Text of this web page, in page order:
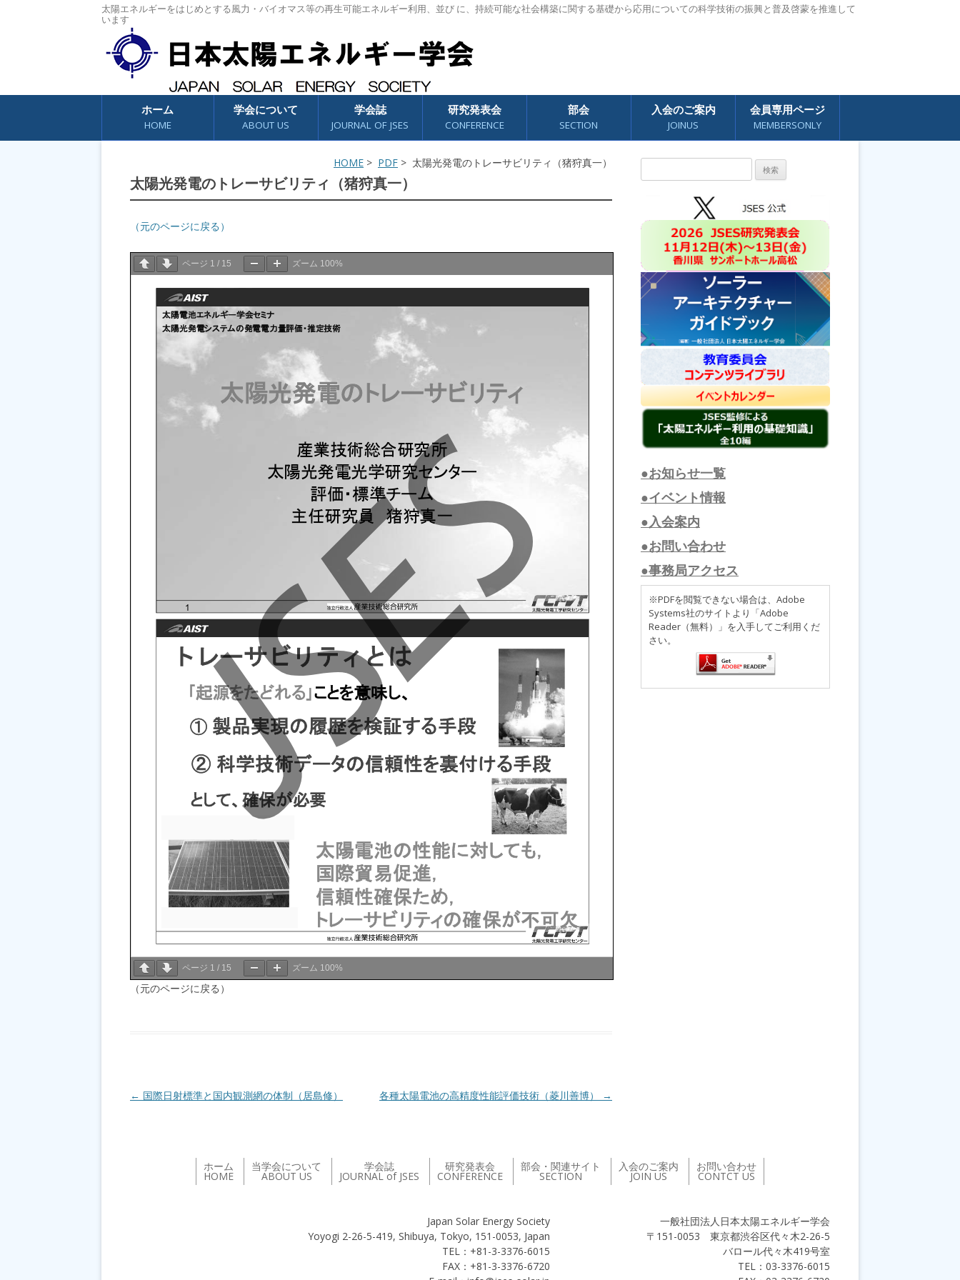
太陽エネルギーをはじめとする風力・バイオマス等の再生可能エネルギー利用、並び に、持続可能な社会構築に関する基礎から応用についての科学技術の振興と普及啓蒙を推進して
います
コンテンツへスキップ
ホーム
HOME
学会について
ABOUT US
学会誌
JOURNAL OF JSES
研究発表会
CONFERENCE
部会
SECTION
入会のご案内
JOINUS
会員専用ページ
MEMBERSONLY
HOME > PDF > 太陽光発電のトレーサビリティ（猪狩真一）
太陽光発電のトレーサビリティ（猪狩真一）
（元のページに戻る）
ページ 1 / 15 ズーム 100%
ページ 1 / 15 ズーム 100%
（元のページに戻る）
投稿ナビゲーション
← 国際日射標準と国内観測網の体制（居島修） 各種太陽電池の高精度性能評価技術（菱川善博） →
索:
●お知らせ一覧
●イベント情報
●入会案内
●お問い合わせ
●事務局アクセス
※PDFを閲覧できない場合は、Adobe
Systems社のサイトより「Adobe
Reader（無料）」を入手してご利用くだ
さい。
ホーム
HOME
当学会について
ABOUT US
学会誌
JOURNAL of JSES
研究発表会
CONFERENCE
部会・関連サイト
SECTION
入会のご案内
JOIN US
お問い合わせ
CONTCT US
一般社団法人日本太陽エネルギー学会
〒151-0053 東京都渋谷区代々木2-26-5
バロール代々木419号室
TEL：03-3376-6015
Japan Solar Energy Society
Yoyogi 2-26-5-419, Shibuya, Tokyo, 151-0053, Japan
TEL：+81-3-3376-6015
FAX：+81-3-3376-6720